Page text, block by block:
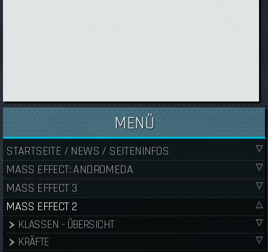
MENÜ
STARTSEITE / NEWS / SEITENINFOS
MASS EFFECT: ANDROMEDA
MASS EFFECT 3
MASS EFFECT 2
KLASSEN - ÜBERSICHT
KRÄFTE